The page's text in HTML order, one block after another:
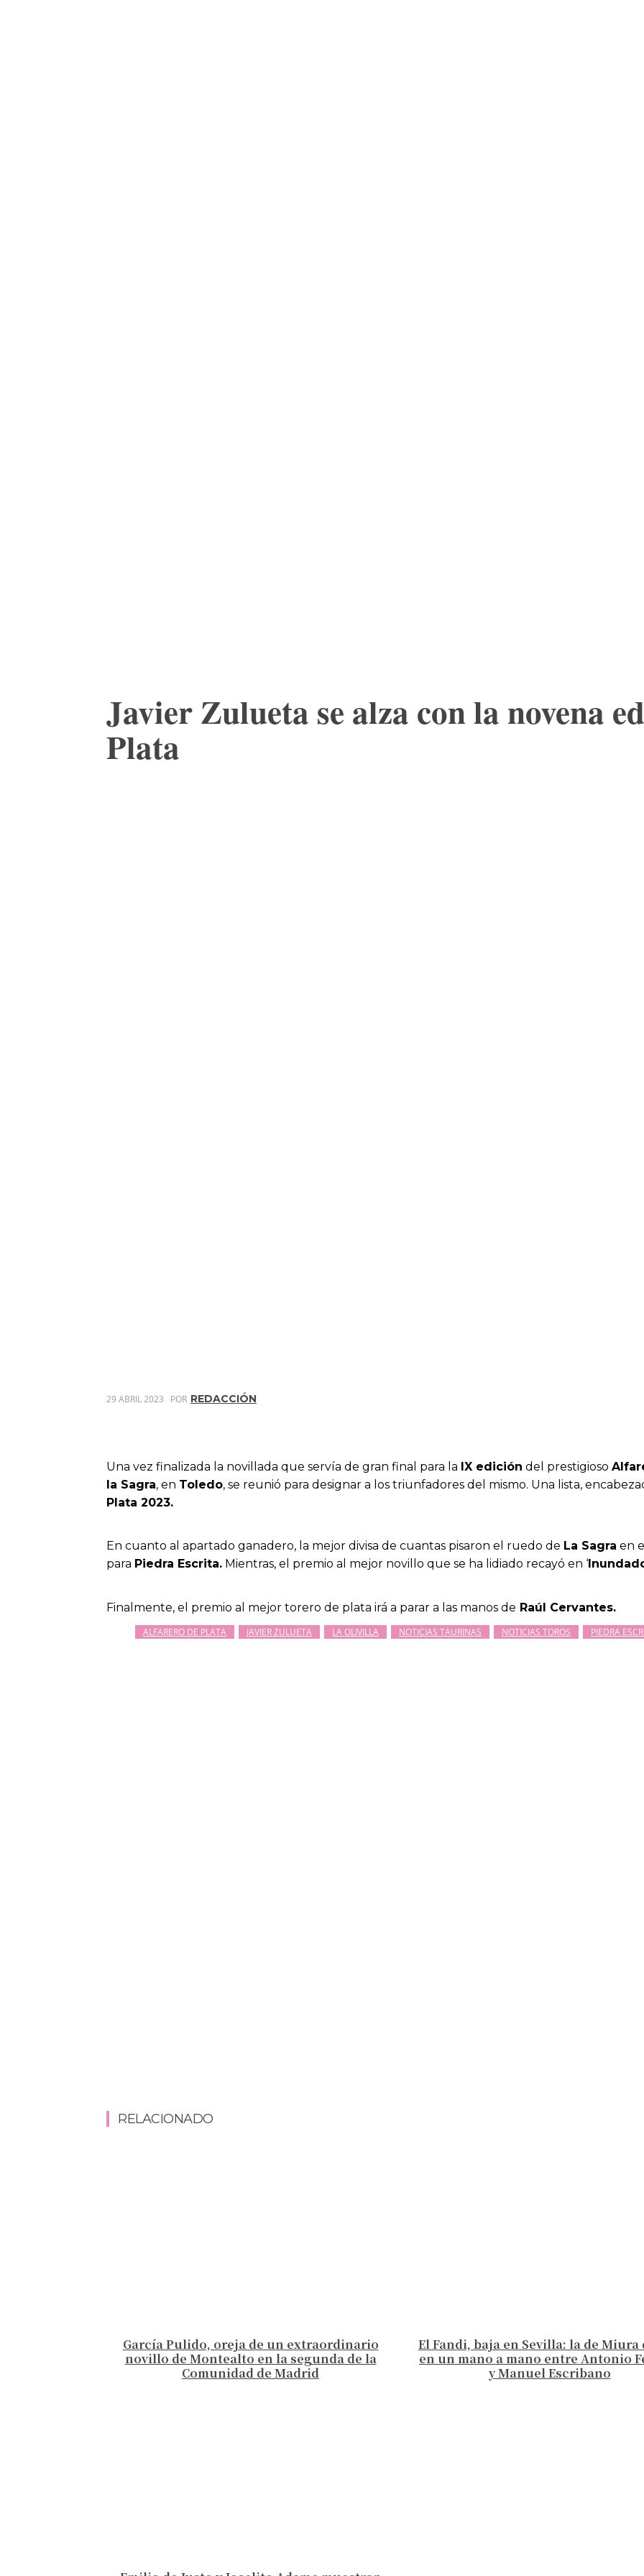
Javier Zulueta se alza con la novena
Plata
29 ABRIL 2023 POR REDACCIÓN
Una vez finalizada la novillada que servía de gran final para la IX edición del prestigioso
la Sagra, en Toledo, se reunió para designar a los triunfadores del mismo. Una lista,
Plata 2023.
En cuanto al apartado ganadero, la mejor divisa de cuantas pisaron el ruedo de La Sagra en
para Piedra Escrita. Mientras, el premio al mejor novillo que se ha lidiado recayó en ‘
Finalmente, el premio al mejor torero de plata irá a parar a las manos de Raúl Cervantes.
ALFARERO DE PLATA JAVIER ZULUETA LA OLIVILLA NOTICIAS TAURINAS NOTICIAS TOROS PIEDRA
RELACIONADO
García Pulido, oreja de un extraordinario
novillo de Montealto en la segunda de la
Comunidad de Madrid
El Fandi, baja en Sevilla: la de Miura
en un mano a mano entre Antonio
y Manuel Escribano